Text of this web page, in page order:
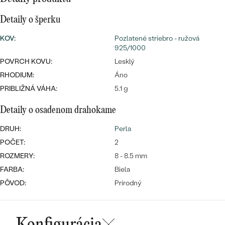
Najpredávanejšie
svadobné
obrúčky
DRAHOKAM
ZLATO
PLATINA
STRIEBRO
S DRAHOKAMAMI
S LAB GROWN DIAMANTMI
S PERLAMI
SYMBOLICKÉ
MINIMALISTICKÉ
PODĽA FARBY
CENOVO DOSTUPNÉ
LUXUSNÉ
Detaily o šperku
KOV:
Pozlatené striebro - ružová
925/1000
POVRCH KOVU:
Lesklý
RHODIUM:
Áno
PRIBLIŽNÁ VÁHA:
5.1 g
Detaily o osadenom drahokame
DRUH:
Perla
POČET:
2
ROZMERY:
8 - 8.5 mm
FARBA:
Biela
PÔVOD:
Prírodný